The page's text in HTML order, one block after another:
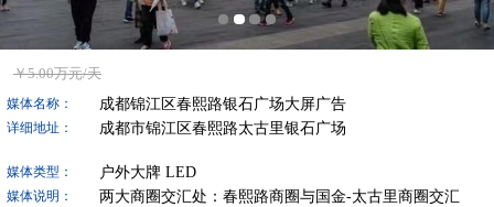
￥5.00万元/天
媒体名称： 成都锦江区春熙路银石广场大屏广告
详细地址： 成都市锦江区春熙路太古里银石广场
媒体类型： 户外大牌 LED
媒体说明：
两大商圈交汇处：春熙路商圈与国金-太古里商圈交汇